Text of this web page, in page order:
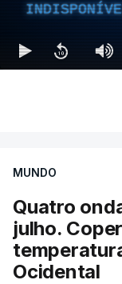
MUNDO
Quatro
julho.
Ocidental